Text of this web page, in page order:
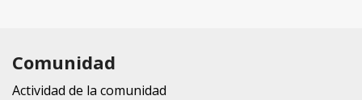
Comunidad
Actividad de la comunidad